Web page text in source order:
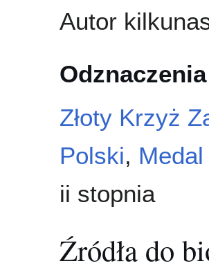
Autor
Złoty Krzyż
Polski,
ii stopnia
Źródła do